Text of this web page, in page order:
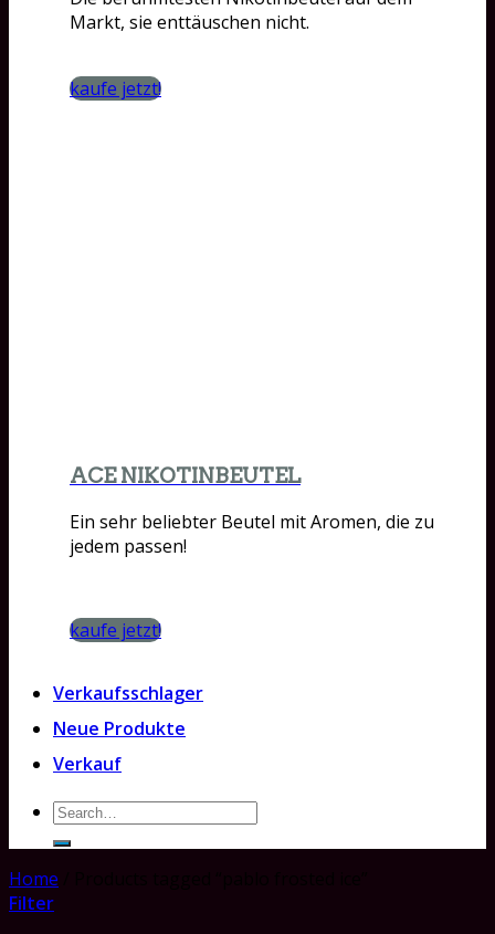
Markt, sie enttäuschen nicht.
kaufe jetzt!
ACE NIKOTINBEUTEL
Ein sehr beliebter Beutel mit Aromen, die zu
jedem passen!
kaufe jetzt!
Verkaufsschlager
Neue Produkte
Verkauf
Search
for:
Home
Filter